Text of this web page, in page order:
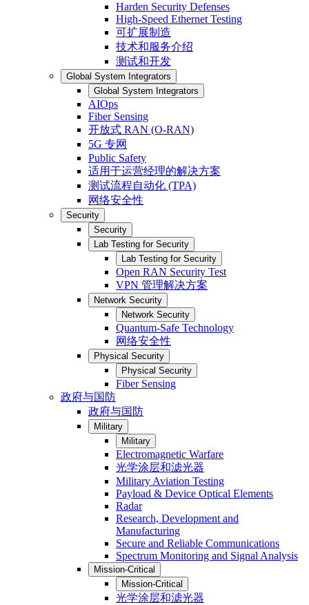
Harden Security Defenses
High-Speed Ethernet Testing
可扩展制造
技术和服务介绍
测试和开发
Global System Integrators
Global System Integrators
AIOps
Fiber Sensing
开放式 RAN (O-RAN)
5G 专网
Public Safety
适用于运营经理的解决方案
测试流程自动化 (TPA)
网络安全性
Security
Security
Lab Testing for Security
Lab Testing for Security
Open RAN Security Test
VPN 管理解决方案
Network Security
Network Security
Quantum-Safe Technology
网络安全性
Physical Security
Physical Security
Fiber Sensing
政府与国防
政府与国防
Military
Military
Electromagnetic Warfare
光学涂层和滤光器
Military Aviation Testing
Payload & Device Optical Elements
Radar
Research, Development and
Manufacturing
Secure and Reliable Communications
Spectrum Monitoring and Signal Analysis
Mission-Critical
Mission-Critical
光学涂层和滤光器